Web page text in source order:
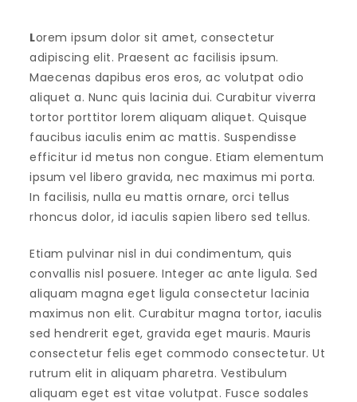
Lorem ipsum dolor sit amet, consectetur
adipiscing elit. Praesent ac facilisis ipsum.
Maecenas dapibus eros eros, ac volutpat odio
aliquet a. Nunc quis lacinia dui. Curabitur viverra
tortor porttitor lorem aliquam aliquet. Quisque
faucibus iaculis enim ac mattis. Suspendisse
efficitur id metus non congue. Etiam elementum
ipsum vel libero gravida, nec maximus mi porta.
In facilisis, nulla eu mattis ornare, orci tellus
rhoncus dolor, id iaculis sapien libero sed tellus.
Etiam pulvinar nisl in dui condimentum, quis
convallis nisl posuere. Integer ac ante ligula. Sed
aliquam magna eget ligula consectetur lacinia
maximus non elit. Curabitur magna tortor, iaculis
sed hendrerit eget, gravida eget mauris. Mauris
consectetur felis eget commodo consectetur. Ut
rutrum elit in aliquam pharetra. Vestibulum
aliquam eget est vitae volutpat. Fusce sodales